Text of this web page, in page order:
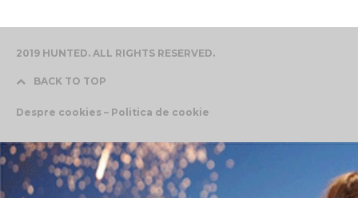
2019 HUNTED. ALL RIGHTS RESERVED.
BACK TO TOP
Despre cookies – Politica de cookie